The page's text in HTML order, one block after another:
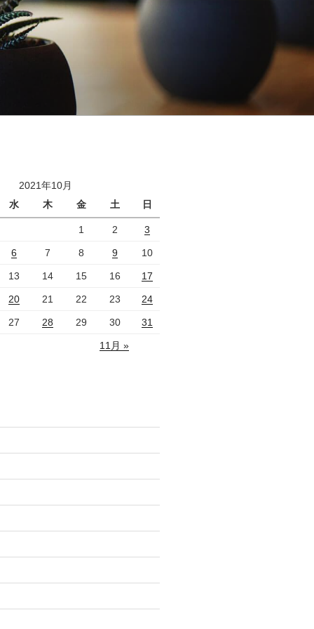
2021年10月
水
木 金 土 日
1 2 3
6 7 8 9 10
13 14 15 16 17
20 21 22 23 24
27 28 29 30 31
11月 »